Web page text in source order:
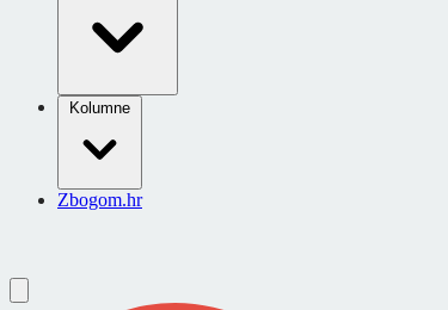
Kolumne
Zbogom.hr